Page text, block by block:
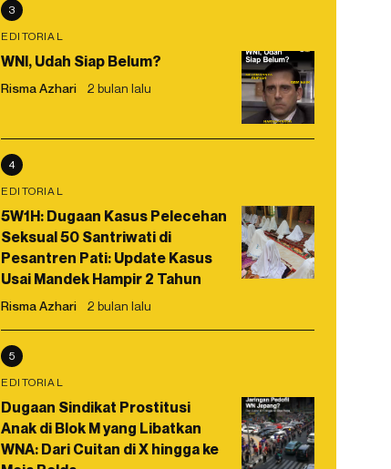
3
EDITORIAL
WNI, Udah Siap Belum?
Risma Azhari 2 bulan lalu
4
EDITORIAL
5W1H: Dugaan Kasus Pelecehan
Seksual 50 Santriwati di
Pesantren Pati: Update Kasus
Usai Mandek Hampir 2 Tahun
Risma Azhari 2 bulan lalu
5
EDITORIAL
Dugaan Sindikat Prostitusi
Anak di Blok M yang Libatkan
WNA: Dari Cuitan di X hingga ke